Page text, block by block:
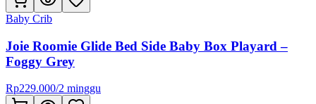
Baby Crib
Joie Roomie Glide Bed Side Baby Box Playard –
Foggy Grey
Rp229.000/2 minggu